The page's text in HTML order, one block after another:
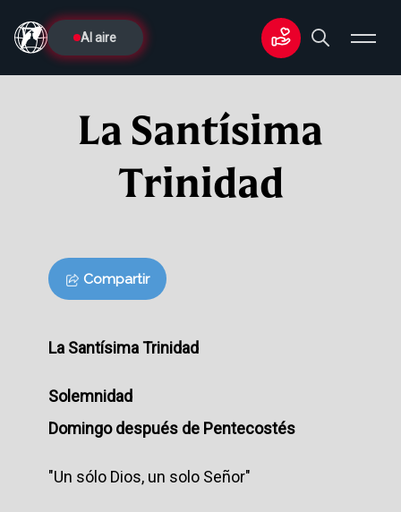
Al aire
La Santísima
Trinidad
Compartir
La Santísima Trinidad
Solemnidad
Domingo después de Pentecostés
"Un sólo Dios, un solo Señor"